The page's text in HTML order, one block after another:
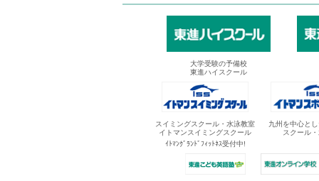
大学受験の予備校
東進ハイスクール
スイミングスクール・水泳教室
イトマンスイミングスクール
ｲﾄﾏﾝｸﾞﾗﾝﾄﾞﾌｨｯﾄﾈｽ受付中!
九州を中心と
スクール